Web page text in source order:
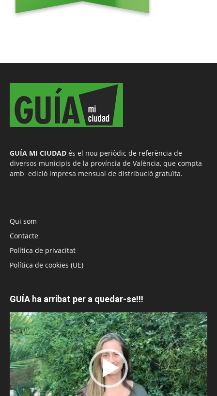
GUÍA MI CIUDAD és el nou periòdic de referència de
diversos municipis de la província de València, que compta
amb edició impresa mensual de distribució gratuïta.
Qui som
Contacte
Política de privacitat
Política de cookies (UE)
GUÍA ha arribat per a quedar-se!!!
Reproductor
de
vídeo